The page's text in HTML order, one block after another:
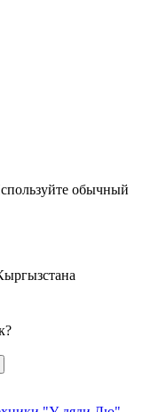
обычный